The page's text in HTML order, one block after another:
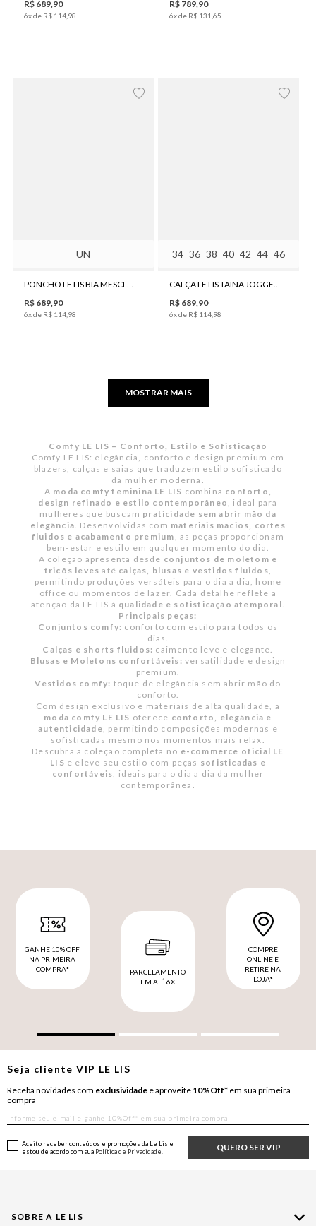
R$ 689,90
6x de R$ 114 98
R$ 789,90
6x de R$ 131 65
UN
PONCHO LE LIS BIA MESCLA FEMININO
R$ 689 90
6x de R$ 114 98
34 36 38 40 42 44 46
CALÇA LE LIS TAINA JOGGER JEANS FEMININA
R$ 689 90
6x de R$ 114 98
MOSTRAR MAIS
Comfy LE LIS – Conforto, Estilo e Sofisticação
Comfy LE LIS: elegância, conforto e design premium em
blazers, calças e saias que traduzem estilo sofisticado
da mulher moderna.
A moda comfy feminina LE LIS combina conforto,
design refinado e estilo contemporâneo
, ideal para
mulheres que buscam praticidade sem abrir mão da
elegância . Desenvolvidas com materiais macios, cortes
fluidos e acabamento premium , as peças proporcionam
bem-estar e estilo em qualquer momento do dia.
A coleção apresenta desde conjuntos de moletom e
tricôs leves até calças, blusas e vestidos fluidos
permitindo produções versáteis para o dia a dia, home
office ou momentos de lazer. Cada detalhe reflete a
atenção da LE LIS à qualidade e sofisticação atemporal
Principais peças:
Conjuntos comfy: conforto com estilo para todos os
dias.
Calças e shorts fluidos: caimento leve e elegante.
Blusas e Moletons confortáveis: versatilidade e design
premium.
Vestidos comfy: toque de elegância sem abrir mão do
conforto.
Com design exclusivo e materiais de alta qualidade, a
moda comfy LE LIS oferece conforto, elegância e
autenticidade , permitindo composições modernas e
sofisticadas mesmo nos momentos mais relax.
Descubra a coleção completa no e-commerce oficial LE
LIS e eleve seu estilo com peças sofisticadas e
confortáveis , ideais para o dia a dia da mulher
contemporânea.
GANHE 10% OFF
NA PRIMEIRA
COMPRA*
PARCELAMENTO
EM ATÉ 6X
COMPRE
ONLINE E
RETIRE NA
LOJA*
Seja clienteVIP LE LIS
Receba novidades com exclusividade e aproveite 10%Off* em sua primeira
compra
QUERO SER VIP
Aceito receber conteúdos e promoções da Le Lis e
estou de acordo com sua Política de Privacidade.
SOBRE A LE LIS